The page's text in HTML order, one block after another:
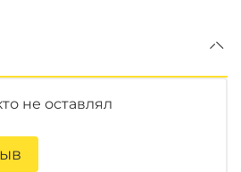
не оставлял